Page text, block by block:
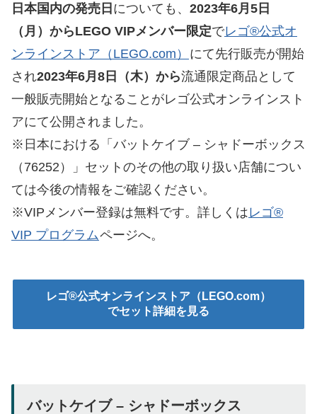
日本国内の発売日 についても、 2023年6月5日
（月）からLEGO VIPメンバー限定でレゴ®公式オ
ンラインストア（LEGO.com） にて先行販売が開始
され2023年6月8日（木）から流通限定商品として
一般販売開始となることがレゴ公式オンラインスト
アにて公開されました。
※日本における「バットケイブ – シャドーボックス
（76252）」セットのその他の取り扱い店舗につい
ては今後の情報をご確認ください。
※VIPメンバー登録は無料です。詳しくはレゴ®
VIP プログラムページへ。
レゴ®公式オンラインストア（LEGO.com）
でセット詳細を見る
バットケイブ – シャドーボックス